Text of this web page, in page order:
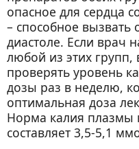
опасное для сердца
– способное вызвать
диастоле. Если врач
любой из этих
проверять уровень
дозы раз в неделю,
оптимальная доза
Норма калия плазмы
составляет 3,5-5,1